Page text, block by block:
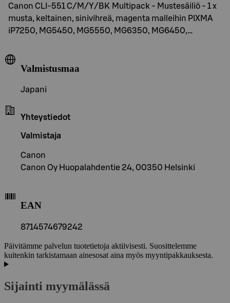
Canon CLI-551 C/M/Y/BK Multipack - Mustesäiliö - 1 x
musta, keltainen, sinivihreä, magenta malleihin PIXMA
iP7250, MG5450, MG5550, MG6350, MG6450,…
Valmistusmaa
Japani
Yhteystiedot
Valmistaja
Canon
Canon Oy Huopalahdentie 24, 00350 Helsinki
EAN
8714574679242
Päivitämme palvelun tuotetietoja aktiivisesti. Suosittelemme
kuitenkin tarkistamaan ainesosat aina myös myyntipakkauksesta.
Sijainti myymälässä